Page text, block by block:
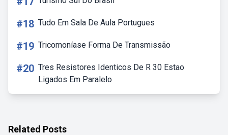
#18 Tudo Em Sala De Aula Portugues
#19 Tricomoníase Forma De Transmissão
#20 Tres Resistores Identicos De R 30 Estao
Ligados Em Paralelo
Related Posts